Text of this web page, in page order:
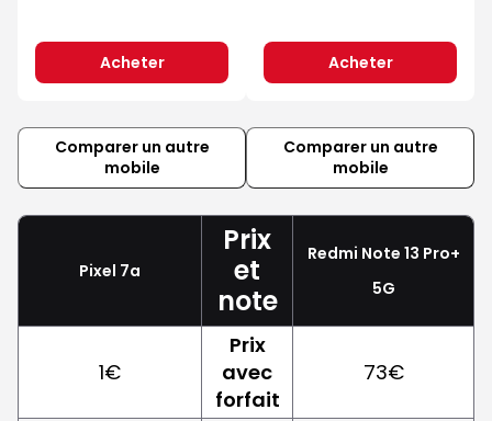
Acheter Acheter
Comparer un autre
mobile
Comparer un autre
mobile
Pixel 7a
Prix
et
note
Redmi Note 13 Pro+
5G
1€
Prix
avec
forfait
73€